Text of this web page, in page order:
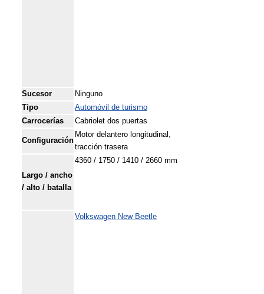
Sucesor
Ninguno
Tipo
Automóvil de turismo
Carrocerías
Cabriolet dos puertas
Configuración
Motor delantero longitudinal,
tracción trasera
Largo / ancho
/ alto / batalla
4360 / 1750 / 1410 / 2660 mm
Volkswagen New Beetle